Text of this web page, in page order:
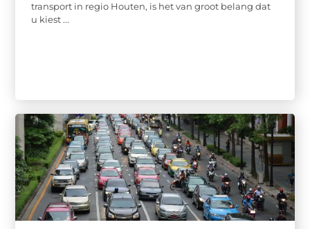
transport in regio Houten, is het van groot belang dat
u kiest ...